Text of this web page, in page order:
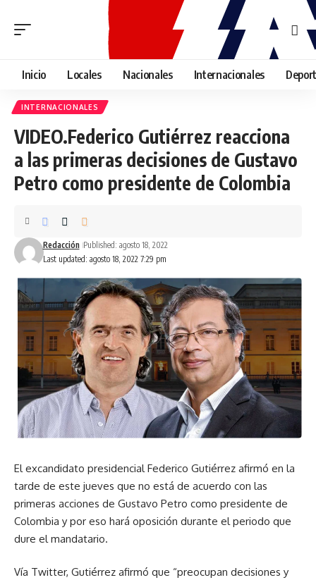
Inicio Locales Nacionales Internacionales
INTERNACIONALES
VIDEO.Federico Gutiérrez reacciona
a las primeras decisiones de Gustavo
Petro como presidente de Colombia
Last updated: agosto 18, 2022 7:29 pm
Redacción Published: agosto 18, 2022
El excandidato presidencial Federico Gutiérrez afirmó en la
tarde de este jueves que no está de acuerdo con las
primeras acciones de Gustavo Petro como presidente de
Colombia y por eso hará oposición durante el periodo que
dure el mandatario.
Vía Twitter, Gutiérrez afirmó que “preocupan decisiones y